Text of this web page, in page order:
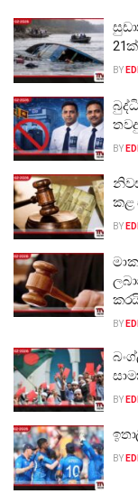
BY
BY
කළ
BY
BY
BY
BY